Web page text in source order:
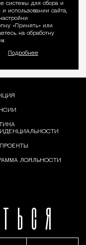
системы для сбора и
использовании сайта,
«Принять» или
на обработку
Подробнее
ЛОЯЛЬНОСТИ